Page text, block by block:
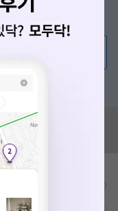
나요?
요!
글 보러가기